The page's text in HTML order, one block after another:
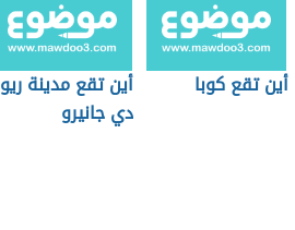
أين تقع كوبا
أين تقع مدينة ريو
دي جانيرو